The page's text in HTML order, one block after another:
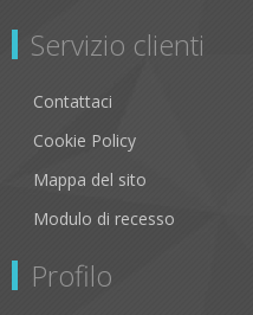
Servizio clienti
Contattaci
Cookie Policy
Mappa del sito
Modulo di recesso
Profilo